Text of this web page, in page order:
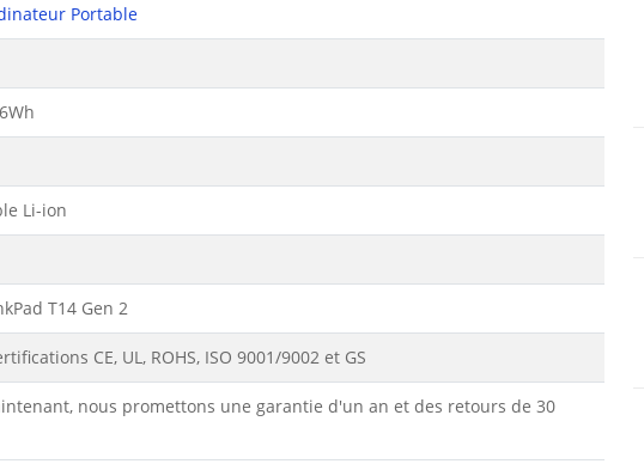
Portable
Li-ion
T14 Gen 2
CE, UL, ROHS, ISO 9001/9002 et GS
nous promettons une garantie d'un an et des retours de 30